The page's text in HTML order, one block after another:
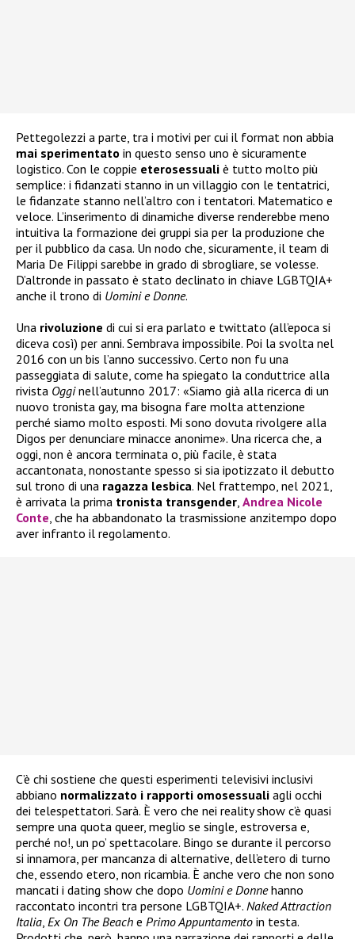
Pettegolezzi a parte, tra i motivi per cui il format non abbia
mai sperimentato in questo senso uno è sicuramente
logistico. Con le coppie eterosessuali è tutto molto più
semplice: i fidanzati stanno in un villaggio con le tentatrici,
le fidanzate stanno nell’altro con i tentatori. Matematico e
veloce. L’inserimento di dinamiche diverse renderebbe meno
intuitiva la formazione dei gruppi sia per la produzione che
per il pubblico da casa. Un nodo che, sicuramente, il team di
Maria De Filippi sarebbe in grado di sbrogliare, se volesse.
D’altronde in passato è stato declinato in chiave LGBTQIA+
anche il trono di Uomini e Donne.
Una rivoluzione di cui si era parlato e twittato (all’epoca si
diceva così) per anni. Sembrava impossibile. Poi la svolta nel
2016 con un bis l’anno successivo. Certo non fu una
passeggiata di salute, come ha spiegato la conduttrice alla
rivista Ogginell’autunno 2017: «Siamo già alla ricerca di un
nuovo tronista gay, ma bisogna fare molta attenzione
perché siamo molto esposti. Mi sono dovuta rivolgere alla
Digos per denunciare minacce anonime». Una ricerca che, a
oggi, non è ancora terminata o, più facile, è stata
accantonata, nonostante spesso si sia ipotizzato il debutto
sul trono di una ragazza lesbica. Nel frattempo, nel 2021,
è arrivata la prima tronista transgender, Andrea Nicole
Conte, che ha abbandonato la trasmissione anzitempo dopo
aver infranto il regolamento.
C’è chi sostiene che questi esperimenti televisivi inclusivi
abbiano normalizzato i rapporti omosessuali agli occhi
dei telespettatori. Sarà. È vero che nei reality show c’è quasi
sempre una quota queer, meglio se single, estroversa e,
perché no!, un po’ spettacolare. Bingo se durante il percorso
si innamora, per mancanza di alternative, dell’etero di turno
che, essendo etero, non ricambia. È anche vero che non sono
mancati i dating show che dopo Uomini e Donnehanno
raccontato incontri tra persone LGBTQIA+. Naked Attraction
Italia, Ex On The Beach e Primo Appuntamento in testa.